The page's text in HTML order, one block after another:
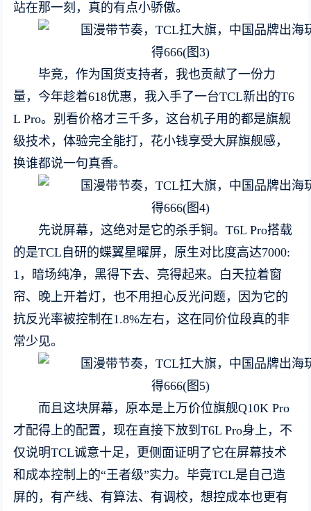
站在那一刻，真的有点小骄傲。
毕竟，作为国货支持者，我也贡献了一份力
量，今年趁着618优惠，我入手了一台TCL新出的T6
L Pro。别看价格才三千多，这台机子用的都是旗舰
级技术，体验完全能打，花小钱享受大屏旗舰感，
换谁都说一句真香。
先说屏幕，这绝对是它的杀手锏。T6L Pro搭载
的是TCL自研的蝶翼星曜屏，原生对比度高达7000:
1，暗场纯净，黑得下去、亮得起来。白天拉着窗
帘、晚上开着灯，也不用担心反光问题，因为它的
抗反光率被控制在1.8%左右，这在同价位段真的非
常少见。
而且这块屏幕，原本是上万价位旗舰Q10K Pro
才配得上的配置，现在直接下放到T6L Pro身上，不
仅说明TCL诚意十足，更侧面证明了它在屏幕技术
和成本控制上的“王者级”实力。毕竟TCL是自己造
屏的，有产线、有算法、有调校，想控成本也更有